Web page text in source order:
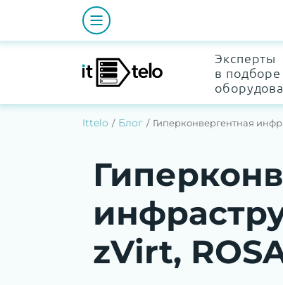
Эксперты
в подборе
Ittelo Блог Гиперконвергентная
zVirt,